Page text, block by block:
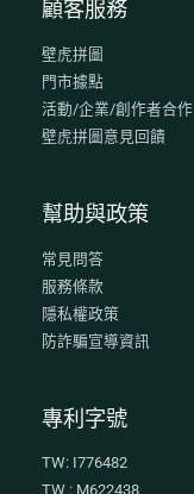
顧客服務
壁虎拼圖
門市據點
活動/企業/創作者合作
壁虎拼圖意見回饋
幫助與政策
常見問答
服務條款
隱私權政策
防詐騙宣導資訊
專利字號
TW: I776482
TW : M622438